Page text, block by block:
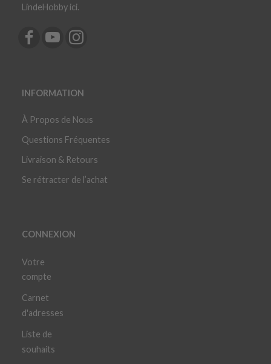
LindeHobby ici.
INFORMATION
À Propos de Nous
Questions Fréquentes
Livraison & Retours
Se rétracter de l’achat
CONNEXION
Votre
compte
Carnet
d'adresses
Liste de
souhaits